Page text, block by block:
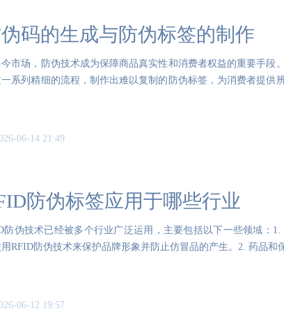
码的生成与防伪标签的制作
市场，防伪技术成为保障商品真实性和消费者权益的重要手段
系列精细的流程，制作出难以复制的防伪标签，为消费者提供
06-14 21:49
防伪标签应用于哪些行业
防伪技术已经被多个行业广泛运用，主要包括以下一些领域：
用RFID防伪技术来保护品牌形象并防止仿冒品的产生。2. 药品和
06-12 19:57